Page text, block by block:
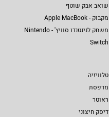
שואב אבק שוטף
מקבוק - Apple MacBook
משחק לנינטנדו סוויץ' - Nintendo
Switch
טלוויזיה
מדפסת
ראוטר
דיסק חיצוני